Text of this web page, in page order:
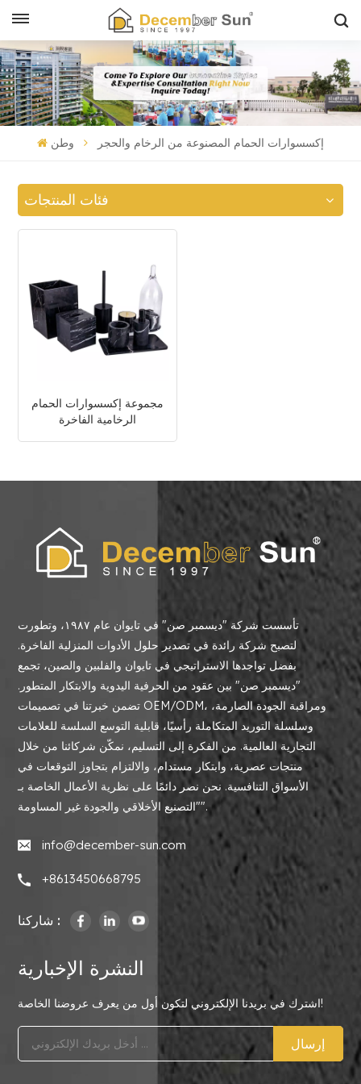
وطن إكسسوارات الحمام المصنوعة من الرخام والحجر
فئات المنتجات
مجموعة إكسسوارات الحمام
الرخامية الفاخرة
تأسست شركة "ديسمبر صن" في تايوان عام ١٩٨٧، وتطورت
لتصبح شركة رائدة في تصدير حلول الأدوات المنزلية الفاخرة.
بفضل تواجدها الاستراتيجي في تايوان والفلبين والصين، تجمع
"ديسمبر صن" بين عقود من الحرفية اليدوية والابتكار المتطور.
تضمن خبرتنا في تصميمات OEM/ODM، ومراقبة الجودة الصارمة،
وسلسلة التوريد المتكاملة رأسيًا، قابلية التوسع السلسة للعلامات
التجارية العالمية. من الفكرة إلى التسليم، نمكّن شركائنا من خلال
منتجات عصرية، وابتكار مستدام، والالتزام بتجاوز التوقعات في
الأسواق التنافسية. نحن نصر دائمًا على نظرية الأعمال الخاصة بـ
"التصنيع الأخلاقي والجودة غير المساومة".
info@december-sun.com
+8613450668795
شاركنا :
النشرة الإخبارية
اشترك في بريدنا الإلكتروني لتكون أول من يعرف عروضنا الخاصة!
إرسال